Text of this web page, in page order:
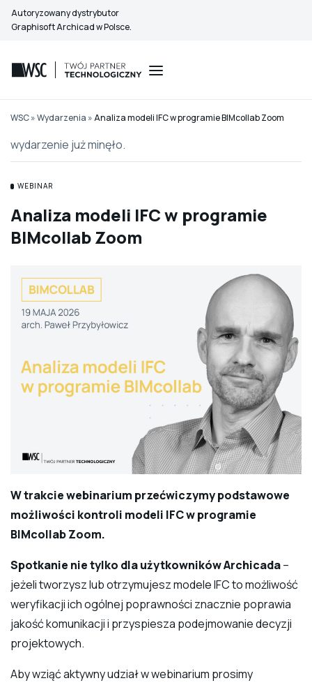
Przejdź
do
Autoryzowany dystrybutor
Graphisoft Archicad w Polsce.
WSC»Wydarzenia »Analiza modeli IFC w programie BIMcollab Zoom
wydarzenie już minęło.
WEBINAR
Analiza modeli IFC w programie
BIMcollab Zoom
W trakcie webinarium przećwiczymy podstawowe
możliwości kontroli modeli IFC w programie
BIMcollab Zoom.
Spotkanie nie tylko dla użytkowników Archicada–
jeżeli tworzysz lub otrzymujesz modele IFC to możliwość
weryfikacji ich ogólnej poprawności znacznie poprawia
jakość komunikacji i przyspiesza podejmowanie decyzji
projektowych.
Aby wziąć aktywny udział w webinarium prosimy